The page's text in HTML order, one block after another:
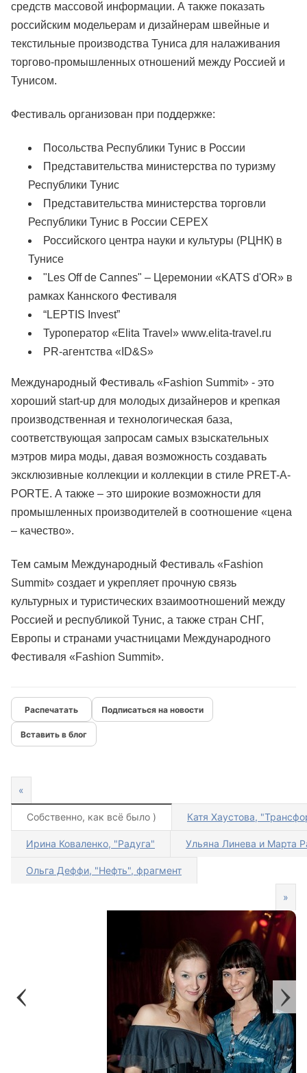
средств массовой информации. А также показать
российским модельерам и дизайнерам швейные и
текстильные производства Туниса для налаживания
торгово-промышленных отношений между Россией и
Тунисом.
Фестиваль организован при поддержке:
Посольства Республики Тунис в России
Представительства министерства по туризму
Республики Тунис
Представительства министерства торговли
Республики Тунис в России CEPEX
Российского центра науки и культуры (РЦНК) в
Тунисе
"Les Off de Cannes" – Церемонии «KATS d'OR» в
рамках Каннского Фестиваля
“LEPTIS Invest”
Туроператор «Elita Travel» www.elita-travel.ru
PR-агентства «ID&S»
Международный Фестиваль «Fashion Summit» - это
хороший start-up для молодых дизайнеров и крепкая
производственная и технологическая база,
соответствующая запросам самых взыскательных
мэтров мира моды, давая возможность создавать
эксклюзивные коллекции и коллекции в стиле PRET-A-
PORTE. А также – это широкие возможности для
промышленных производителей в соотношение «цена
– качество».
Тем самым Международный Фестиваль «Fashion
Summit» создает и укрепляет прочную связь
культурных и туристических взаимоотношений между
Россией и республикой Тунис, а также стран СНГ,
Европы и странами участницами Международного
Фестиваля «Fashion Summit».
Подписаться на новости
Вставить в блог
«
Собственно, как всё было ) Катя Хаустова,
Ирина Коваленко, "Радуга" Ульяна Линева и Марта
Ольга Деффи, "Нефть", фрагмент
»